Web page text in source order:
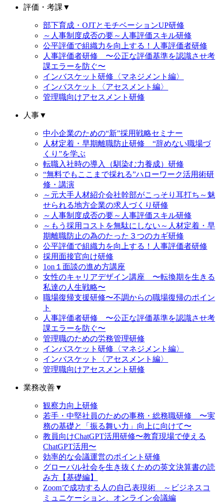
評価・考課 ▼
部下育成・OJTとモチベーションUP研修
～人事制度成否の要～人事評価スキル研修
公平評価で組織力を向上する！人事評価者研修
人事評価者研修 〜公正な評価基準を認識させ考
課エラーを防ぐ〜
インバスケット研修〈マネジメント編〉
インバスケット〈アセスメント編〉
管理職向けアセスメント研修
人事▼
中小企業のための“新”採用戦略セミナー
人材定着・早期離職防止研修 “辞めない職場づ
くり”を学ぶ
転職入社時の導入（馴染む力養成）研修
“無料でもここまで採れる”ハローワーク活用術研
修・講演
～元大手人材紹介会社幹部がこっそり耳打ち～魅
せられる地方企業の求人づくり研修
～人事制度成否の要～人事評価スキル研修
～もう採用コストを無駄にしない～人材定着・早
期離職防止の為のたった３つのカギ研修
公平評価で組織力を向上する！人事評価者研修
採用面接官向け研修
1on１面談の進め方講座
女性のキャリアデザイン講座 〜転換期を生きる
私達の人生戦略〜
職場復帰支援研修〜不調からの職場復帰のポイン
ト
人事評価者研修 〜公正な評価基準を認識させ考
課エラーを防ぐ〜
管理職のための労務管理研修
インバスケット研修〈マネジメント編〉
インバスケット〈アセスメント編〉
管理職向けアセスメント研修
業務改善▼
観察力向上研修
若手・中堅社員のための事務・総務職研修 〜実
務の基礎と「振る舞い力」向上に向けて〜
教員向けChatGPT活用研修〜教育現場で使える
ChatGPT活用〜
効率的な会議運営のポイント研修
グローバル社会を生き抜くための英文決算書の読
み方【基礎編】
Zoomで成功する人の自己表現術 ～ビジネスコ
ミュニケーション、オンライン会議編